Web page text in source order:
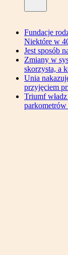
Fundacje
Niektóre w
Jest sposób
Zmiany w
skorzysta, a
Unia
przyjęciem
Triumf